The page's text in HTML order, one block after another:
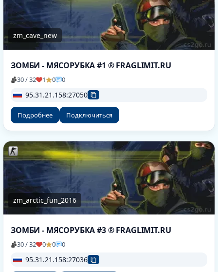
zm_cave_new
ЗОМБИ - МЯСОРУБКА #1 ® FRAGLIMIT.RU
30 / 32 1 0 0
95.31.21.158:27050
Подробнее Подключиться
zm_arctic_fun_2016
ЗОМБИ - МЯСОРУБКА #3 ® FRAGLIMIT.RU
30 / 32 0 0 0
95.31.21.158:27036